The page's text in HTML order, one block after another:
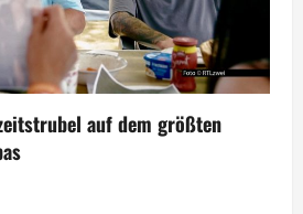
auf dem größten